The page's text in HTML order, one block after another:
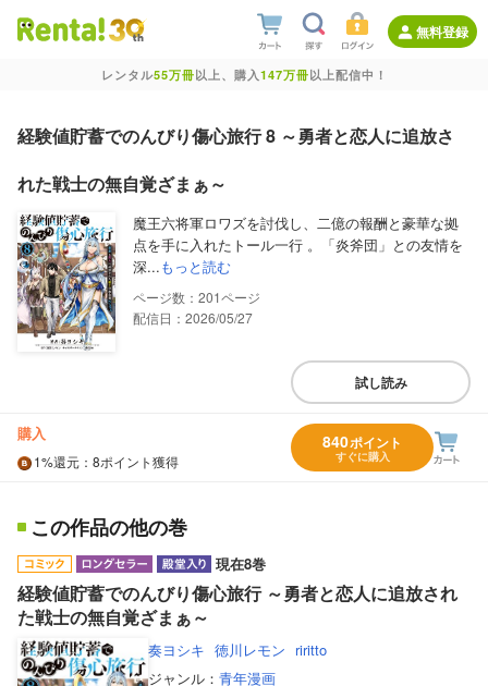
無料登録
レンタル55万冊以上、購入147万冊以上配信中！
経験値貯蓄でのんびり傷心旅行 8 ～勇者と恋人に追放さ
れた戦士の無自覚ざまぁ～
魔王六将軍ロワズを討伐し、二億の報酬と豪華な拠
点を手に入れたトール一行 。「炎斧団」との友情を
深...もっと読む
201
配信日：2026/05/27
試し読み
購入
1%還元 ：8ポイント獲得
840ポイント
すぐに購入
この作品の他の巻
現在8巻
経験値貯蓄でのんびり傷心旅行 ～勇者と恋人に追放され
た戦士の無自覚ざまぁ～
奏ヨシキ 徳川レモン riritto
ジャンル： 青年漫画